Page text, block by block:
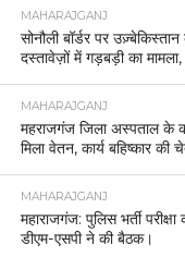
MAHARAJGANJ
सोनौली बॉर्डर पर
दस्तावेज़ों में गड़बड़ी का
MAHARAJGANJ
महराजगंज जिला अस्पताल के
मिला वेतन, कार्य बहिष्कार की
MAHARAJGANJ
महाराजगंज: पुलिस भर्ती
डीएम-एसपी ने की बैठक।